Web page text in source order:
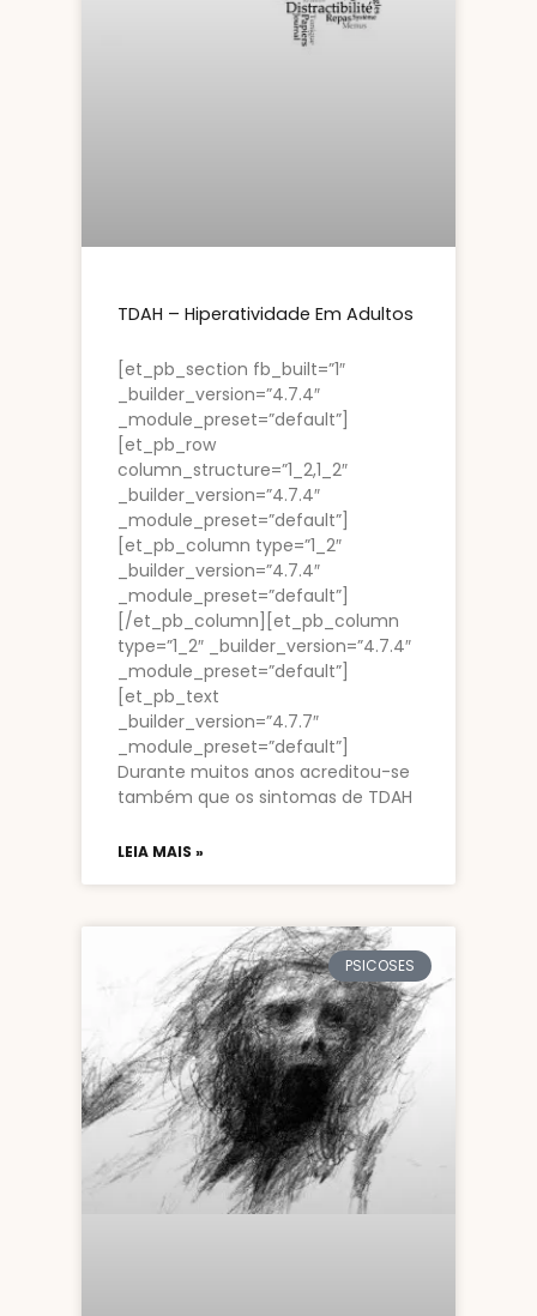
TDAH – Hiperatividade Em Adultos
[et_pb_section fb_built=”1″
_builder_version=”4.7.4″
_module_preset=”default”]
[et_pb_row
column_structure=”1_2,1_2″
_builder_version=”4.7.4″
_module_preset=”default”]
[et_pb_column type=”1_2″
_builder_version=”4.7.4″
_module_preset=”default”]
[/et_pb_column][et_pb_column
type=”1_2″ _builder_version=”4.7.4″
_module_preset=”default”]
[et_pb_text
_builder_version=”4.7.7″
_module_preset=”default”]
Durante muitos anos acreditou-se
também que os sintomas de TDAH
LEIA MAIS »
PSICOSES